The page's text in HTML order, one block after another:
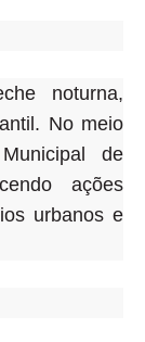
noturna,
No meio
de
ações
urbanos e